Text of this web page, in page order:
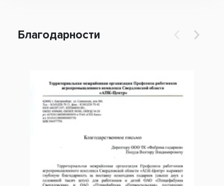
Благодарности